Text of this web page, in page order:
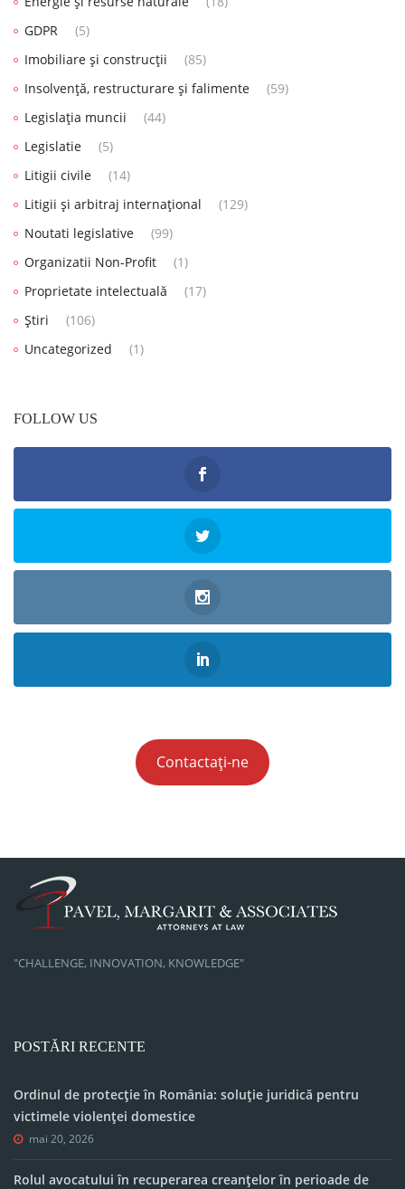
GDPR
(5)
Imobiliare și construcții
(85)
Insolvență, restructurare și falimente
(59)
Legislația muncii
(44)
Legislatie
(5)
Litigii civile
(14)
Litigii și arbitraj internațional
(129)
Noutati legislative
(99)
Organizatii Non-Profit
(1)
Proprietate intelectuală
(17)
Știri
(106)
Uncategorized
(1)
FOLLOW US
Contactați-ne
"CHALLENGE, INNOVATION, KNOWLEDGE"
POSTĂRI RECENTE
Ordinul de protecție în România: soluție juridică pentru
victimele violenței domestice
mai 20, 2026
Rolul avocatului în recuperarea creanțelor în perioade de